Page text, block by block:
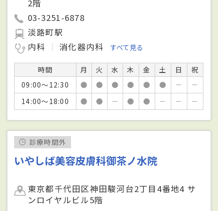
2階
03-3251-6878
淡路町駅
内科
消化器内科 すべて見る
時間 月 火 水 木 金 土 日
祝
09:00～12:30
● ● ● ● ● ● －
－
14:00～18:00
● ● － ● ● － － －
診療時間外
いやしば美容皮膚科御茶ノ水院
東京都千代田区神田駿河台2丁目4番地4 サ
ンロイヤルビル5階